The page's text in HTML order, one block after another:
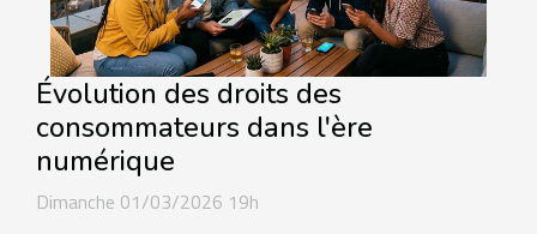
Évolution des droits des
consommateurs dans l'ère
numérique
Dimanche 01/03/2026 19h